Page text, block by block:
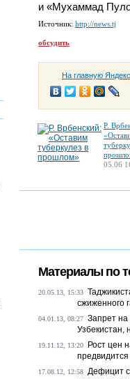
и «Мухаммад
Источник: http://news.tj
обсудить
На главную
Р.
05.06
Материалы по
20.05.13, 15:33
сжиженного
04.01.13, 08:27 Запрет на
Узбекистан,
19.11.12, 13:20
Рост цен
предвидится
17.08.12, 12:58 Дефицит